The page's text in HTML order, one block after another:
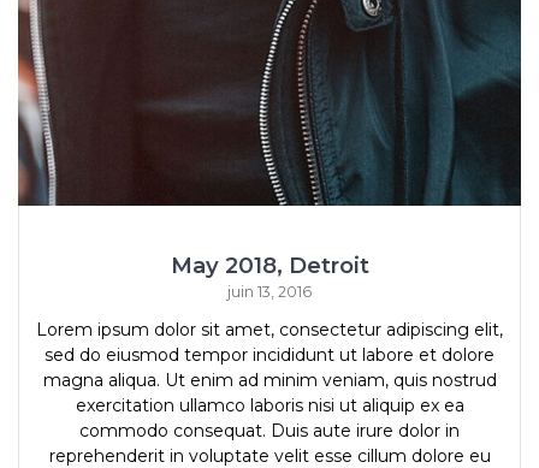
May 2018, Detroit
juin 13, 2016
Lorem ipsum dolor sit amet, consectetur adipiscing elit,
sed do eiusmod tempor incididunt ut labore et dolore
magna aliqua. Ut enim ad minim veniam, quis nostrud
exercitation ullamco laboris nisi ut aliquip ex ea
commodo consequat. Duis aute irure dolor in
reprehenderit in voluptate velit esse cillum dolore eu